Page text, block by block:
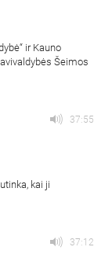
ir Kauno
Šeimos
37:55
kai ji
37:12